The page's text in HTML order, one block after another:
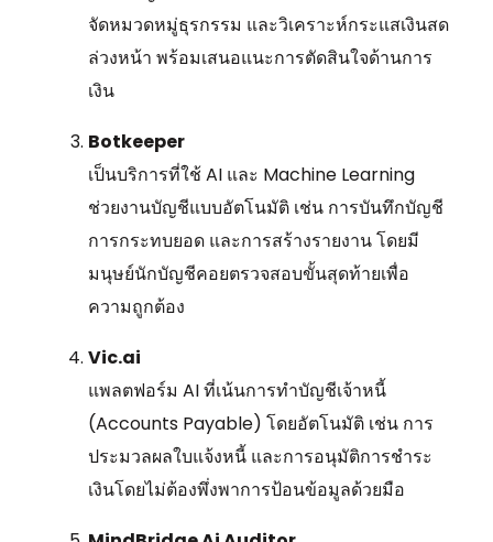
จัดหมวดหมู่ธุรกรรม และวิเคราะห์กระแสเงินสด
ล่วงหน้า พร้อมเสนอแนะการตัดสินใจด้านการ
เงิน
Botkeeper
เป็นบริการที่ใช้ AI และ Machine Learning
ช่วยงานบัญชีแบบอัตโนมัติ เช่น การบันทึกบัญชี
การกระทบยอด และการสร้างรายงาน โดยมี
มนุษย์นักบัญชีคอยตรวจสอบขั้นสุดท้ายเพื่อ
ความถูกต้อง
Vic.ai
แพลตฟอร์ม AI ที่เน้นการทำบัญชีเจ้าหนี้
(Accounts Payable) โดยอัตโนมัติ เช่น การ
ประมวลผลใบแจ้งหนี้ และการอนุมัติการชำระ
เงินโดยไม่ต้องพึ่งพาการป้อนข้อมูลด้วยมือ